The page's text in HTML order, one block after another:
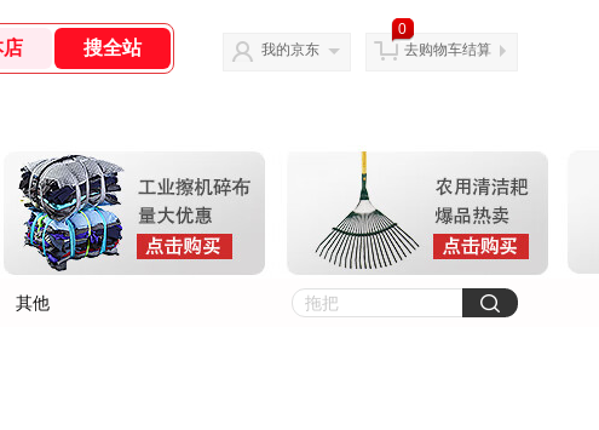
我的京东
0
去购物车结算
其他